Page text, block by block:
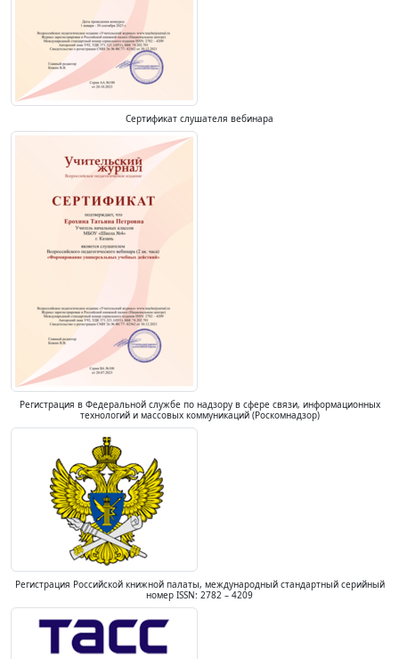
Сертификат слушателя вебинара
Регистрация в Федеральной службе по надзору в сфере связи, информационных
технологий и массовых коммуникаций (Роскомнадзор)
Регистрация Российской книжной палаты, международный стандартный серийный
номер ISSN: 2782 – 4209